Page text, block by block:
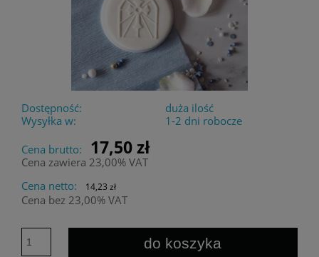
Dostępność:
duża ilość
Wysyłka w:
1-2 dni robocze
Cena brutto:
17,50 zł
Cena zawiera 23,00% VAT
Cena netto:
14,23 zł
Cena bez 23,00% VAT
do koszyka